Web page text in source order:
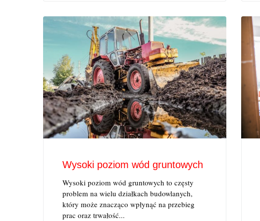
Wysoki poziom wód gruntowych
Wysoki poziom wód gruntowych to częsty
problem na wielu działkach budowlanych,
który może znacząco wpłynąć na przebieg
prac oraz trwałość...